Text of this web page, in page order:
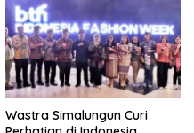
Wastra Simalungun Curi